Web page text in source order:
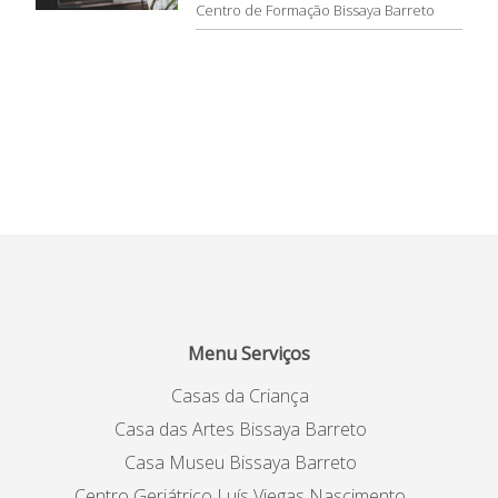
Centro de Formação Bissaya Barreto
Menu Serviços
Casas da Criança
Casa das Artes Bissaya Barreto
Casa Museu Bissaya Barreto